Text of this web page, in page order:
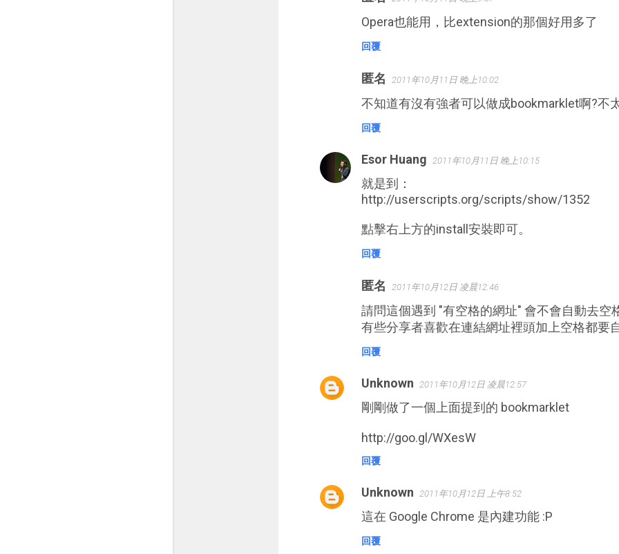
Opera也能用，比extension的那個好用多了
回覆
匿名 2011年10月11日 晚上10:02
不知道有沒有強者可以做成bookmarklet啊?不
回覆
Esor Huang 2011年10月11日 晚上10:15
就是到：
http://userscripts.org/scripts/show/1352
點擊右上方的install安裝即可。
回覆
匿名 2011年10月12日 凌晨12:46
請問這個遇到 "有空格的網址" 會不會自動去空
有些分享者喜歡在連結網址裡頭加上空格都要
回覆
Unknown 2011年10月12日 凌晨12:57
剛剛做了一個上面提到的 bookmarklet
http://goo.gl/WXesW
回覆
Unknown 2011年10月12日 上午8:52
這在 Google Chrome 是內建功能 :P
回覆